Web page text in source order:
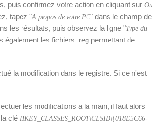
puis confirmez votre action en cliquant sur
tapez "A propos de votre PC" dans le champ de
les résultats, puis observez la ligne "Type du
également les fichiers .reg permettant de
la modification dans le registre. Si ce n'est
les modifications à la main, il faut alors
clé HKEY_CLASSES_ROOT\CLSID\{018D5C66-